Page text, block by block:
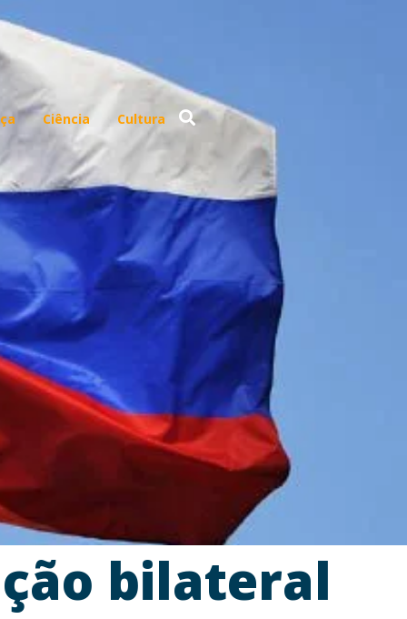
Ciência Cultura
bilateral